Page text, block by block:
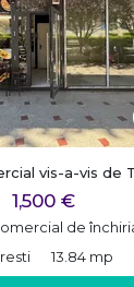
vis-a-vis de
1,500 €
de
13.84 mp